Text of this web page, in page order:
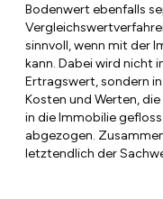
Bodenwert ebenfalls
sinnvoll, wenn mit der
kann. Dabei wird nicht
Ertragswert, sondern
Kosten und Werten,
in die Immobilie
abgezogen.
letztendlich der